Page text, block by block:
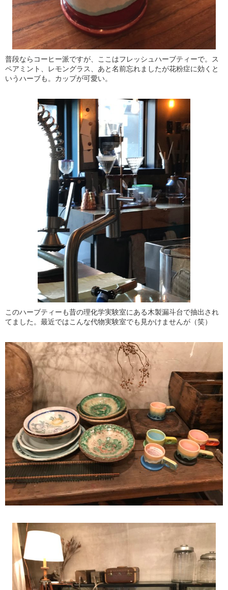
普段ならコーヒー派ですが、ここはフレッシュハーブティーで。ス
ペアミント、レモングラス、あと名前忘れましたが花粉症に効くと
いうハーブも。カップが可愛い。
このハーブティーも昔の理化学実験室にある木製漏斗台で抽出され
てました。最近ではこんな代物実験室でも見かけませんが（笑）